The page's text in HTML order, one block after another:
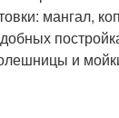
мангал,
и